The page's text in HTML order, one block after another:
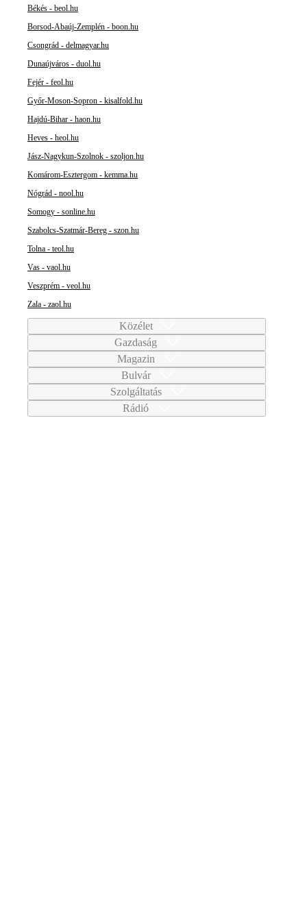
Békés - beol.hu
Borsod-Abaúj-Zemplén - boon.hu
Csongrád - delmagyar.hu
Dunaújváros - duol.hu
Fejér - feol.hu
Győr-Moson-Sopron - kisalfold.hu
Hajdú-Bihar - haon.hu
Heves - heol.hu
Jász-Nagykun-Szolnok - szoljon.hu
Komárom-Esztergom - kemma.hu
Nógrád - nool.hu
Somogy - sonline.hu
Szabolcs-Szatmár-Bereg - szon.hu
Tolna - teol.hu
Vas - vaol.hu
Veszprém - veol.hu
Zala - zaol.hu
Közélet
Gazdaság
Magazin
Bulvár
Szolgáltatás
Rádió